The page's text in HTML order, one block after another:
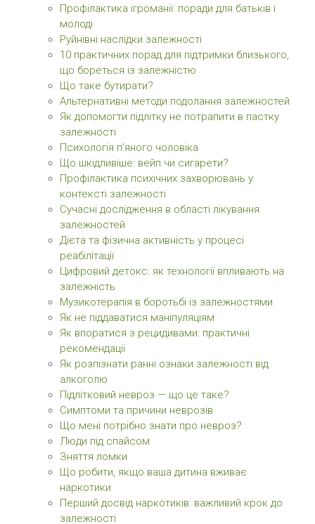
Профілактика ігроманії: поради для батьків і
молоді
Руйнівні наслідки залежності
10 практичних порад для підтримки близького,
що бореться із залежністю
Що таке бутирати?
Альтернативні методи подолання залежностей
Як допомогти підлітку не потрапити в пастку
залежності
Психологія п’яного чоловіка
Що шкідливіше: вейп чи сигарети?
Профілактика психічних захворювань у
контексті залежності
Сучасні дослідження в області лікування
залежностей
Дієта та фізична активність у процесі
реабілітації
Цифровий детокс: як технології впливають на
залежність
Музикотерапія в боротьбі із залежностями
Як не піддаватися маніпуляціям
Як впоратися з рецидивами: практичні
рекомендації
Як розпізнати ранні ознаки залежності від
алкоголю
Підлітковий невроз — що це таке?
Симптоми та причини неврозів
Що мені потрібно знати про невроз?
Люди під спайсом
Зняття ломки
Що робити, якщо ваша дитина вживає
наркотики
Перший досвід наркотиків: важливий крок до
залежності